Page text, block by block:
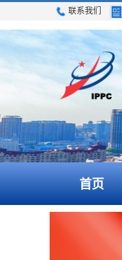
联系我们
首页